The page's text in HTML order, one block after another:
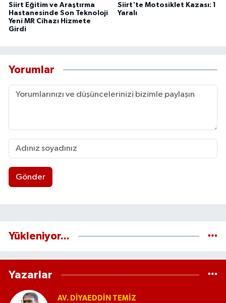
Siirt Eğitim ve Araştırma
Hastanesinde Son Teknoloji
Yeni MR Cihazı Hizmete
Girdi
Siirt'te Motosiklet Kazası: 1
Yaralı
Yorumlar
Gönder
Yükleniyor...
Yazarlar
AV. DIYAEDDIN TEMIZ